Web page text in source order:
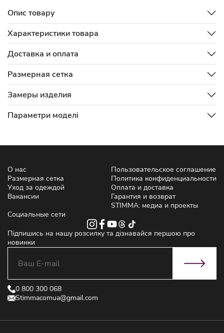
Опис товару
Характеристики товара
Доставка и оплата
Размерная сетка
Замеры изделия
Параметри моделі
О нас
Размерная сетка
Уход за одеждой
Вакансии
Пользовательское соглашение
Политика конфиденциальности
Оплата и доставка
Гарантия и возврат
STIMMA: медиа и проекты
Социальные сети
Підпишись на нашу розсилку та дізнавайся першою про
новинки
0 800 300 068
Stimmacomua@gmail.com